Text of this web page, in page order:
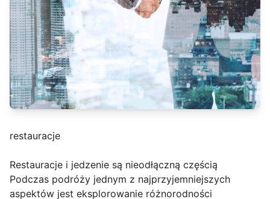
restauracje
Restauracje i jedzenie są nieodłączną częścią
Podczas podróży jednym z najprzyjemniejszych
aspektów jest eksplorowanie różnorodności